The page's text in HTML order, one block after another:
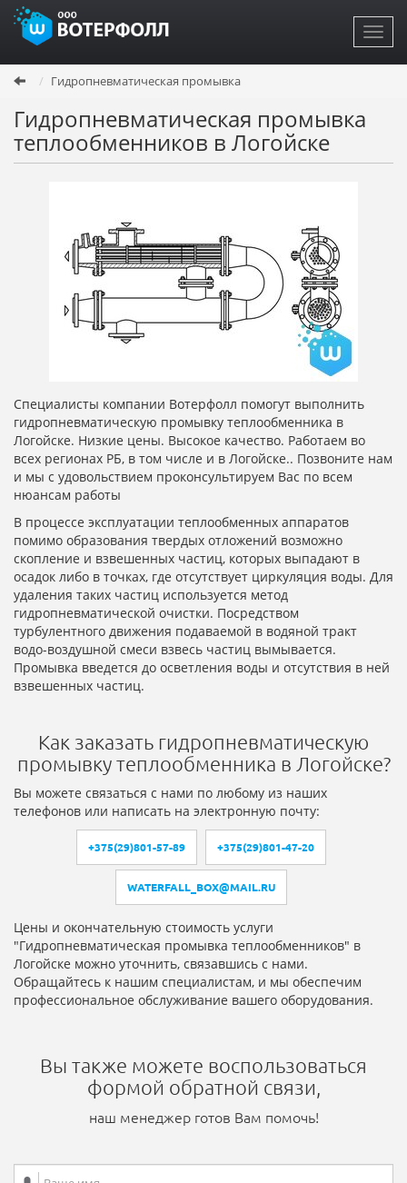
Перейти
основному
содержанию
Гидропневматическая промывка
Гидропневматическая промывка
теплообменников в Логойске
Специалисты компании Вотерфолл помогут выполнить
гидропневматическую промывку теплообменника в
Логойске. Низкие цены. Высокое качество. Работаем во
всех регионах РБ, в том числе и в Логойске.. Позвоните нам
и мы с удовольствием проконсультируем Вас по всем
нюансам работы
В процессе эксплуатации теплообменных аппаратов
помимо образования твердых отложений возможно
скопление и взвешенных частиц, которых выпадают в
осадок либо в точках, где отсутствует циркуляция воды. Для
удаления таких частиц используется метод
гидропневматической очистки. Посредством
турбулентного движения подаваемой в водяной тракт
водо-воздушной смеси взвесь частиц вымывается.
Промывка введется до осветления воды и отсутствия в ней
взвешенных частиц.
Как заказать гидропневматическую
промывку теплообменника в Логойске?
Вы можете связаться с нами по любому из наших
телефонов или написать на электронную почту:
+375(29)801-57-89 +375(29)801-47-20
WATERFALL_BOX@MAIL.RU
Цены и окончательную стоимость услуги
"Гидропневматическая промывка теплообменников" в
Логойске можно уточнить, связавшись с нами.
Обращайтесь к нашим специалистам, и мы обеспечим
профессиональное обслуживание вашего оборудования.
Вы также можете воспользоваться
формой обратной связи,
наш менеджер готов Вам помочь!